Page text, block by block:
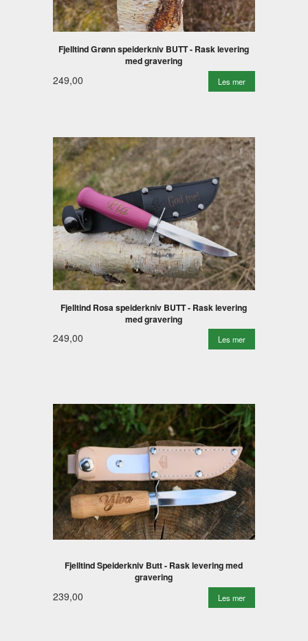
Fjelltind Grønn speiderkniv BUTT - Rask levering
med gravering
249,00 Les mer
Fjelltind Rosa speiderkniv BUTT - Rask levering
med gravering
249,00 Les mer
Fjelltind Speiderkniv Butt - Rask levering med
gravering
239,00 Les mer